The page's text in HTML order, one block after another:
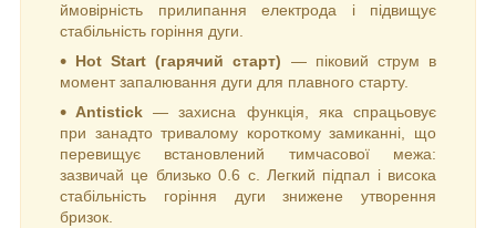
ймовірність прилипання електрода і підвищує
стабільність горіння дуги.
Hot Start (гарячий старт) — піковий струм в
момент запалювання дуги для плавного старту.
Antistick — захисна функція, яка спрацьовує
при занадто тривалому короткому замиканні, що
перевищує встановлений тимчасової межа:
зазвичай це близько 0.6 с. Легкий підпал і висока
стабільність горіння дуги знижене утворення
бризок.